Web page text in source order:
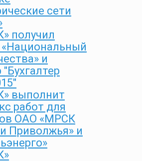
сети
получил
и
выполнит
работ для
ОАО «МРСК
Приволжья» и